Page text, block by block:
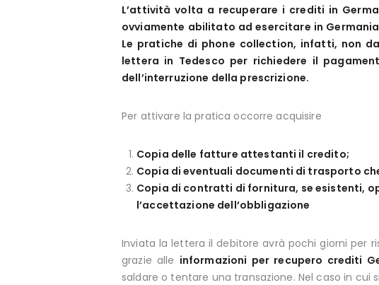
L’attività volta a recuperare i crediti in
ovviamente abilitato ad esercitare in
Le pratiche di phone collection, infatti, non
lettera in Tedesco per richiedere il
dell’interruzione della prescrizione.
Per attivare la pratica occorre acquisire
Copia delle fatture attestanti il credito;
Copia di eventuali documenti di trasporto
Copia di contratti di fornitura, se esistenti,
l’accettazione dell’obbligazione
Inviata la lettera il debitore avrà pochi giorni per
grazie alle informazioni per recupero crediti
saldare o tentare una transazione. Nel caso in